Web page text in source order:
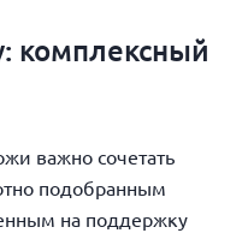
комплексный
важно сочетать
подобранным
на поддержку